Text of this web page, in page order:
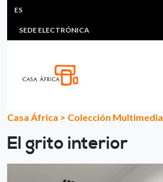
Pasar al contenido principal
HEADER MENU
MULTIMEDIA
SEDE ELECTRÓNICA
ES
Casa África > Colección Multimedia
El grito interior